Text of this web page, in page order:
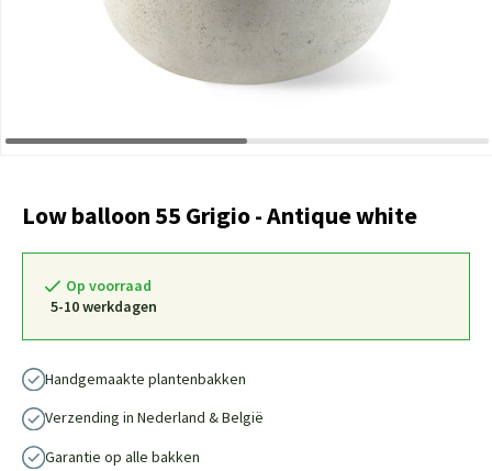
Low balloon 55 Grigio - Antique white
Op voorraad
5-10 werkdagen
Handgemaakte plantenbakken
Verzending in Nederland & België
Garantie op alle bakken